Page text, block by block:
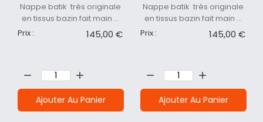
Nappe batik très originale
en tissus bazin fait main ...
Prix :
145,00 €
Ajouter Au Panier
Nappe batik très originale
en tissus bazin fait main ...
Prix :
145,00 €
Ajouter Au Panier